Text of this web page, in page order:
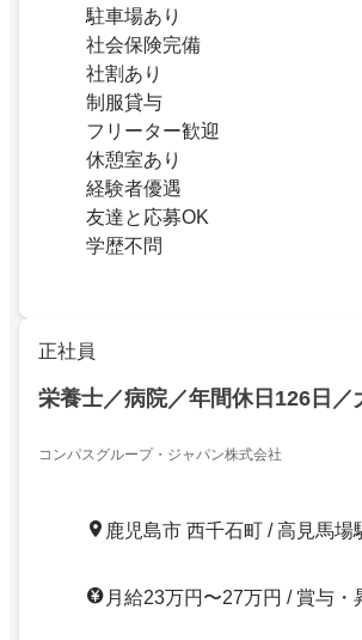
駐車場あり
社会保険完備
社割あり
制服貸与
フリーター歓迎
休憩室あり
経験者優遇
友達と応募OK
学歴不問
正社員
栄養士／病院／年間休日126日／
コンパスグループ・ジャパン株式会社
鹿児島市 西千石町 / 高見馬場
月給23万円〜27万円 / 賞与・